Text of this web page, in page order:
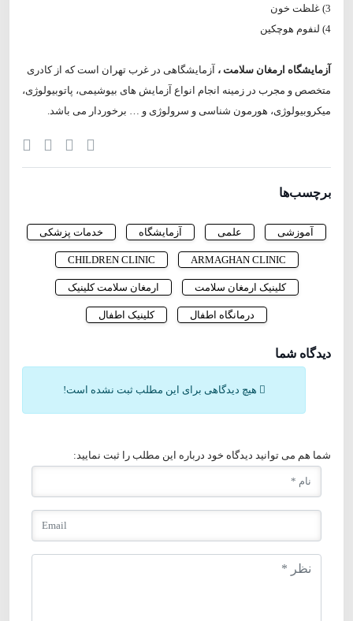
3) غلظت خون
4) لنفوم هوچکین
آزمایشگاه ارمغان سلامت ، آزمایشگاهی در غرب تهران است که از کادری
متخصص و مجرب در زمینه انجام انواع آزمایش‌ های بیوشیمی، پاتوبیولوژی،
میکروبیولوژی، هورمون شناسی و سرولوژی و … برخوردار می باشد.
برچسب‌ها
آموزشی علمی آزمایشگاه خدمات پزشکی
ARMAGHAN CLINIC
CHILDREN CLINIC
کلینیک ارمغان سلامت ارمغان سلامت کلینیک
درمانگاه اطفال کلینیک اطفال
دیدگاه شما
هیچ دیدگاهی برای این مطلب ثبت نشده است!
شما هم می توانید دیدگاه خود درباره این مطلب را ثبت نمایید: